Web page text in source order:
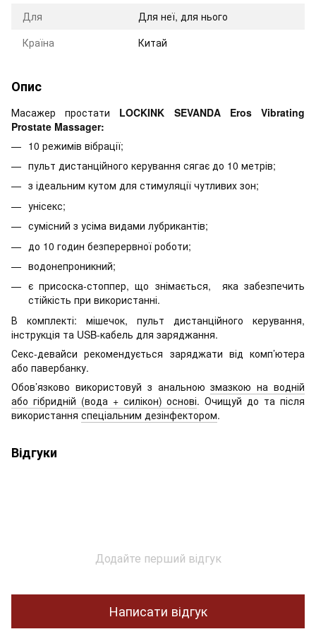
Для
Для неї, для нього
Країна
Китай
Опис
Масажер простати LOCKINK SEVANDA Eros Vibrating
Prostate Massager:
10 режимів вібрації;
пульт дистанційного керування сягає до 10 метрів;
з ідеальним кутом для стимуляції чутливих зон;
унісекс;
сумісний з усіма видами лубрикантів;
до 10 годин безперервної роботи;
водонепроникний;
є присоска-стоппер, що знімається, яка забезпечить
стійкість при використанні.
В комплекті: мішечок, пульт дистанційного керування,
інструкція та USB-кабель для заряджання.
Секс-девайси рекомендується заряджати від комп’ютера
або павербанку.
Обов’язково використовуй з анальноюзмазкою на водній
або гібридній (вода + силікон) основі. Очищуй до та після
використання спеціальним дезінфектором.
Відгуки
Додайте перший відгук
Написати відгук